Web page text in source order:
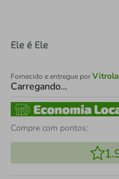
Ele é Ele
Fornecido e entregue por
Carregando…
Compre com pontos: